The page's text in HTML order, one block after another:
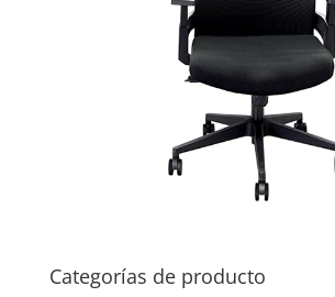
Categorías de producto